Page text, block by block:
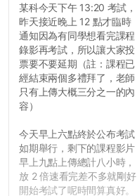
某科今天下午 13:20 考試，
昨天接近晚上 12 點才臨時
通知因為有同學想看完課程
錄影再考試，所以讓大家投
票要不要延期（註：課程已
經結束兩個多禮拜了，老師
只有上傳大概三分之一的內
容）
今天早上六點終於公布考試
如期舉行，剩下的課程影片
早上九點上傳總計八小時，
放 2 倍速看完差不多就剛好
開始考試了呢時間算真好。